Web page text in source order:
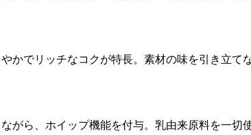
かでリッチなコクが特長。素材の味を引き立て
がら、ホイップ機能を付与。乳由来原料を一切